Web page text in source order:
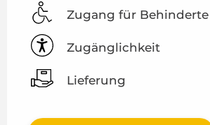
Zugang für Behinderte
Zugänglichkeit
Lieferung